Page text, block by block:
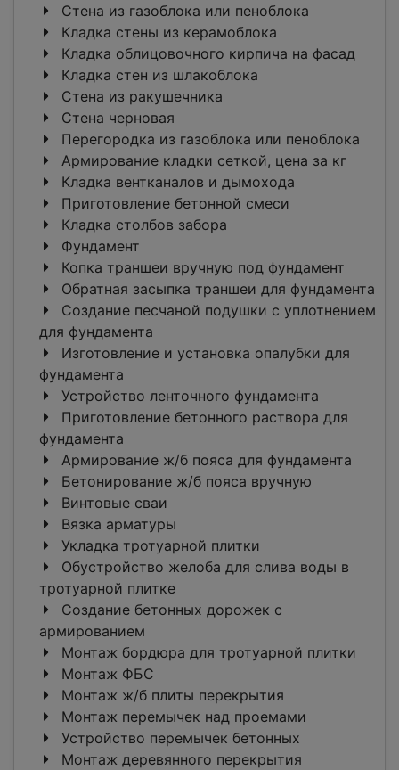
Стена из газоблока или пеноблока
Кладка стены из керамоблока
Кладка облицовочного кирпича на фасад
Кладка стен из шлакоблока
Стена из ракушечника
Стена черновая
Перегородка из газоблока или пеноблока
Армирование кладки сеткой, цена за кг
Кладка вентканалов и дымохода
Приготовление бетонной смеси
Кладка столбов забора
Фундамент
Копка траншеи вручную под фундамент
Обратная засыпка траншеи для фундамента
Создание песчаной подушки с уплотнением
для фундамента
Изготовление и установка опалубки для
фундамента
Устройство ленточного фундамента
Приготовление бетонного раствора для
фундамента
Армирование ж/б пояса для фундамента
Бетонирование ж/б пояса вручную
Винтовые сваи
Вязка арматуры
Укладка тротуарной плитки
Обустройство желоба для слива воды в
тротуарной плитке
Создание бетонных дорожек с
армированием
Монтаж бордюра для тротуарной плитки
Монтаж ФБС
Монтаж ж/б плиты перекрытия
Монтаж перемычек над проемами
Устройство перемычек бетонных
Монтаж деревянного перекрытия